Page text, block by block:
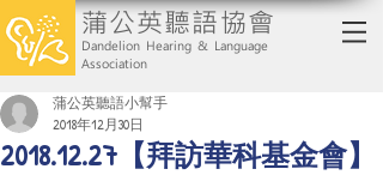
蒲公英聽語協會
Dandelion Hearing & Language
Association
2018.12.27【拜訪華科基金會】
蒲公英聽語小幫手
2018年12月30日